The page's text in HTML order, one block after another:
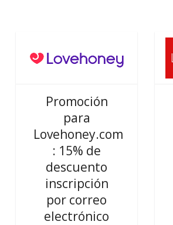
Promoción
para
Lovehoney.com
: 15% de
descuento
inscripción
por correo
electrónico